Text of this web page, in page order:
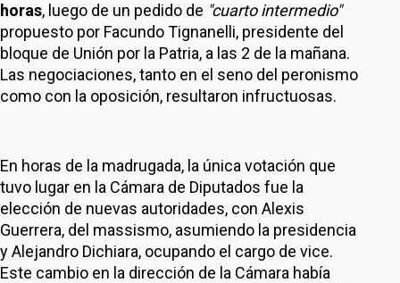
horas, luego de un pedido de "cuarto intermedio"
propuesto por Facundo Tignanelli, presidente del
bloque de Unión por la Patria, a las 2 de la mañana.
Las negociaciones, tanto en el seno del peronismo
como con la oposición, resultaron infructuosas.
En horas de la madrugada, la única votación que
tuvo lugar en la Cámara de Diputados fue la
elección de nuevas autoridades, con Alexis
Guerrera, del massismo, asumiendo la presidencia
y Alejandro Dichiara, ocupando el cargo de vice.
Este cambio en la dirección de la Cámara había